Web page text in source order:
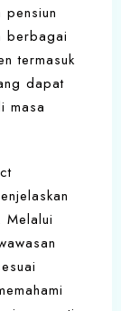
pensiun
berbagai
termasuk
dapat
masa